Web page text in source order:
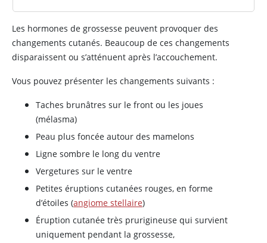
Les hormones de grossesse peuvent provoquer des
changements cutanés. Beaucoup de ces changements
disparaissent ou s’atténuent après l’accouchement.
Vous pouvez présenter les changements suivants :
Taches brunâtres sur le front ou les joues
(mélasma)
Peau plus foncée autour des mamelons
Ligne sombre le long du ventre
Vergetures sur le ventre
Petites éruptions cutanées rouges, en forme
d’étoiles (angiome stellaire)
Éruption cutanée très prurigineuse qui survient
uniquement pendant la grossesse,